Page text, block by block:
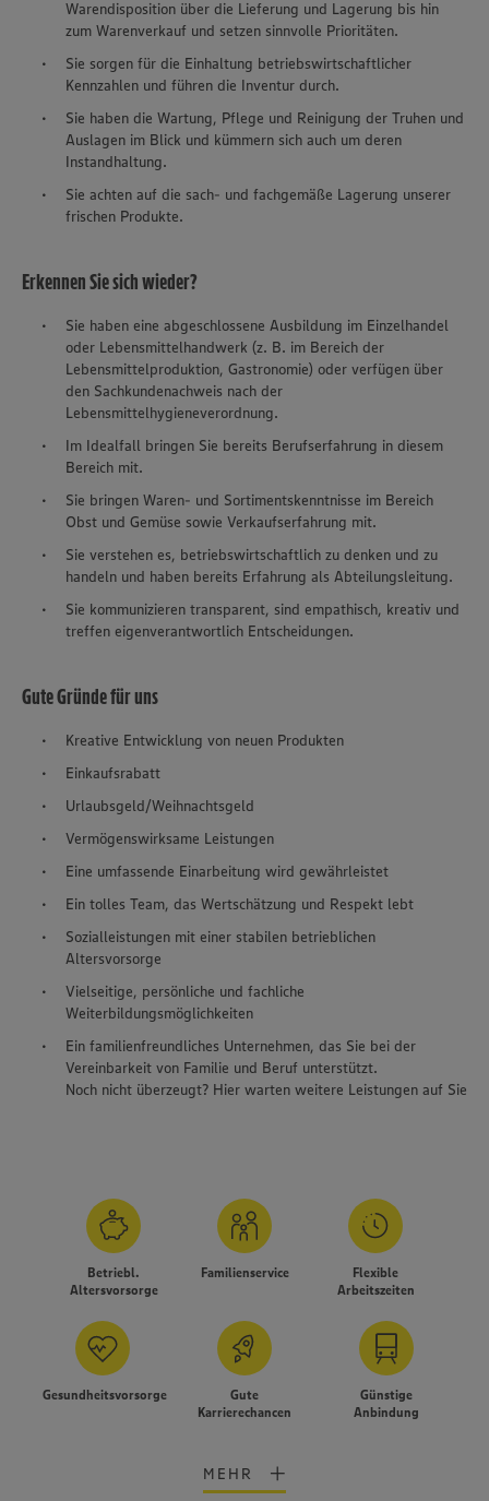
Warendisposition über die Lieferung und Lagerung bis hin
zum Warenverkauf und setzen sinnvolle Prioritäten.
Sie sorgen für die Einhaltung betriebswirtschaftlicher
Kennzahlen und führen die Inventur durch.
Sie haben die Wartung, Pflege und Reinigung der Truhen und
Auslagen im Blick und kümmern sich auch um deren
Instandhaltung.
Sie achten auf die sach- und fachgemäße Lagerung unserer
frischen Produkte.
Erkennen Sie sich wieder?
Sie haben eine abgeschlossene Ausbildung im Einzelhandel
oder Lebensmittelhandwerk (z. B. im Bereich der
Lebensmittelproduktion, Gastronomie) oder verfügen über
den Sachkundenachweis nach der
Lebensmittelhygieneverordnung.
Im Idealfall bringen Sie bereits Berufserfahrung in diesem
Bereich mit.
Sie bringen Waren- und Sortimentskenntnisse im Bereich
Obst und Gemüse sowie Verkaufserfahrung mit.
Sie verstehen es, betriebswirtschaftlich zu denken und zu
handeln und haben bereits Erfahrung als Abteilungsleitung.
Sie kommunizieren transparent, sind empathisch, kreativ und
treffen eigenverantwortlich Entscheidungen.
Gute Gründe für uns
Kreative Entwicklung von neuen Produkten
Einkaufsrabatt
Urlaubsgeld/Weihnachtsgeld
Vermögenswirksame Leistungen
Eine umfassende Einarbeitung wird gewährleistet
Ein tolles Team, das Wertschätzung und Respekt lebt
Sozialleistungen mit einer stabilen betrieblichen
Altersvorsorge
Vielseitige, persönliche und fachliche
Weiterbildungsmöglichkeiten
Ein familienfreundliches Unternehmen, das Sie bei der
Vereinbarkeit von Familie und Beruf unterstützt.
Noch nicht überzeugt? Hier warten weitere Leistungen auf Sie
Betriebl.
Altersvorsorge
Familienservice
Flexible
Arbeitszeiten
Gesundheitsvorsorge
Gute
Karrierechancen
Günstige
Anbindung
MEHR